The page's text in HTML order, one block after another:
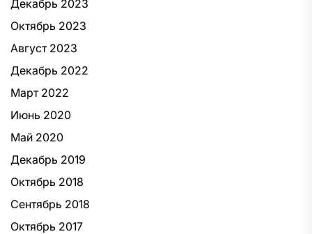
Декабрь 2023
Октябрь 2023
Август 2023
Декабрь 2022
Март 2022
Июнь 2020
Май 2020
Декабрь 2019
Октябрь 2018
Сентябрь 2018
Октябрь 2017